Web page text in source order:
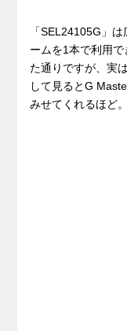
「SEL24105G」
ームを1本で利用
た通りですが、実
して見るとG
みせてくれるほど。